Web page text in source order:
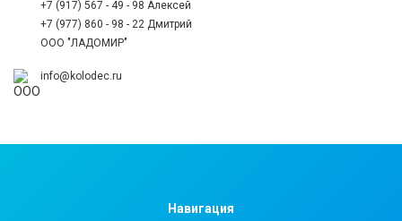
+7 (917) 567 - 49 - 98 Алексей
+7 (977) 860 - 98 - 22 Дмитрий
ООО "ЛАДОМИР"
info@kolodec.ru
Навигация